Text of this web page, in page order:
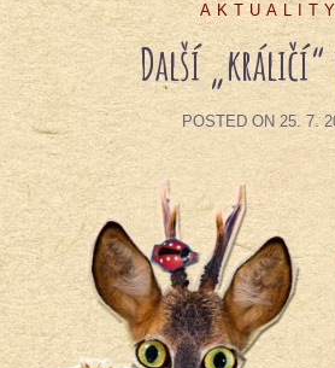
Další „králičí“
POSTED ON 25. 7.